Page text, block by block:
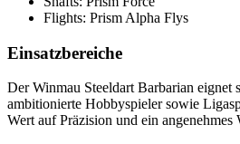
Flights: Prism Alpha Flys
Einsatzbereiche
Der Winmau Steeldart Barbarian eignet
ambitionierte Hobbyspieler sowie
Wert auf Präzision und ein angenehmes